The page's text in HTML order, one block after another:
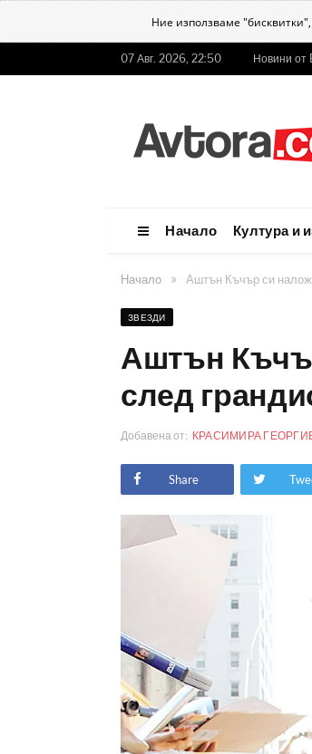
Ние използваме
07 Авг. 2026, 22:50 Новини от
Начало Култура и
Начало » Аштън Къчър си
ЗВЕЗДИ
Аштън
след
Добавена от: КРАСИМИРА
Share